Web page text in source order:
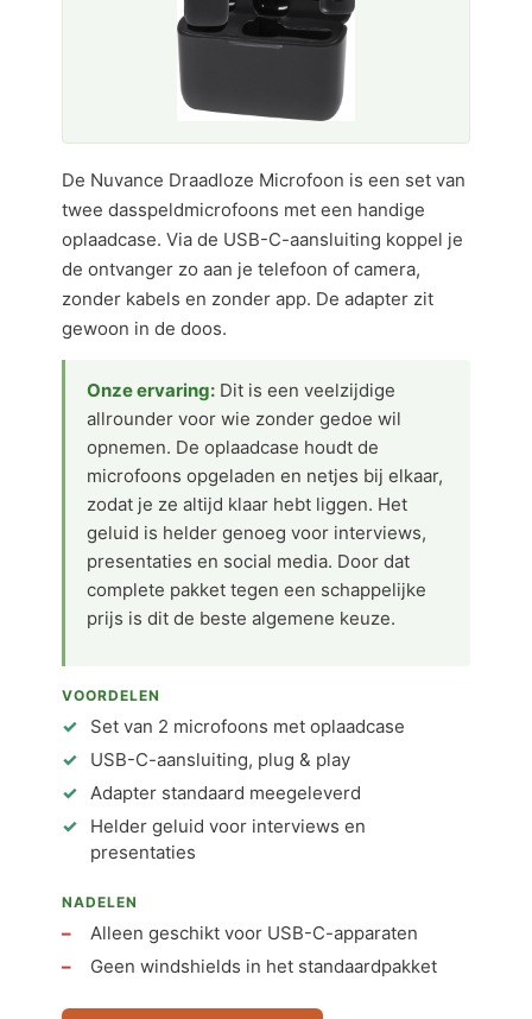
De Nuvance Draadloze Microfoon is een set van
twee dasspeldmicrofoons met een handige
oplaadcase. Via de USB-C-aansluiting koppel je
de ontvanger zo aan je telefoon of camera,
zonder kabels en zonder app. De adapter zit
gewoon in de doos.
Onze ervaring: Dit is een veelzijdige
allrounder voor wie zonder gedoe wil
opnemen. De oplaadcase houdt de
microfoons opgeladen en netjes bij elkaar,
zodat je ze altijd klaar hebt liggen. Het
geluid is helder genoeg voor interviews,
presentaties en social media. Door dat
complete pakket tegen een schappelijke
prijs is dit de beste algemene keuze.
VOORDELEN
Set van 2 microfoons met oplaadcase
USB-C-aansluiting, plug & play
Adapter standaard meegeleverd
Helder geluid voor interviews en
presentaties
NADELEN
Alleen geschikt voor USB-C-apparaten
Geen windshields in het standaardpakket